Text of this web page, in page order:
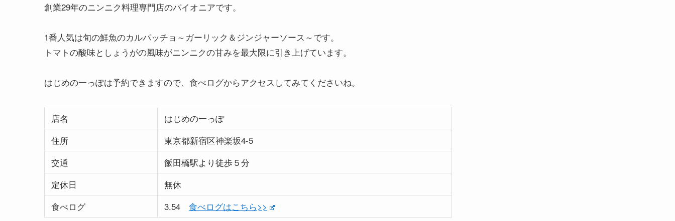
創業29年のニンニク料理専門店のパイオニアです。
1番人気は旬の鮮魚のカルパッチョ～ガーリック＆ジンジャーソース～です。
トマトの酸味としょうがの風味がニンニクの甘みを最大限に引き上げています。
はじめの一っぽは予約できますので、食べログからアクセスしてみてくださいね。
店名
はじめの一っぽ
住所
東京都新宿区神楽坂4-5
交通
飯田橋駅より徒歩５分
定休日
無休
食べログ
3.54 食べログはこちら>>